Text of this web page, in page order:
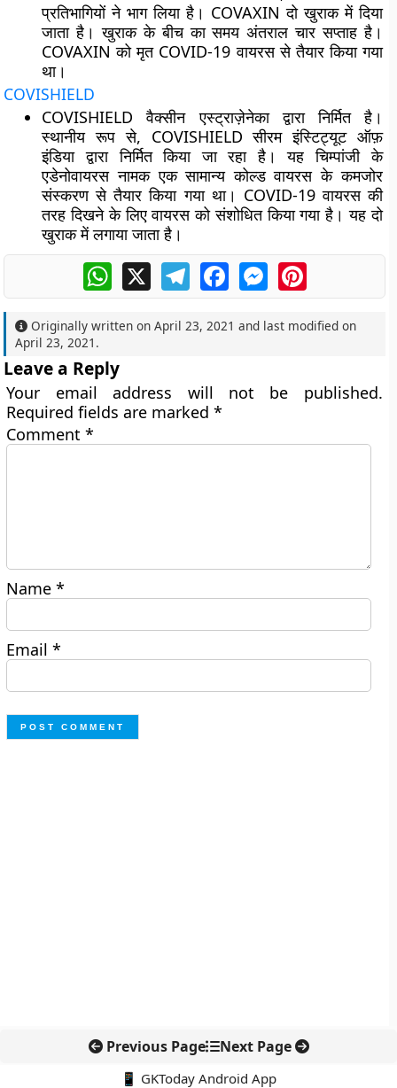
प्रतिभागियों ने भाग लिया है। COVAXIN दो खुराक में दिया
जाता है। खुराक के बीच का समय अंतराल चार सप्ताह है।
COVAXIN को मृत COVID-19 वायरस से तैयार किया गया
था।
COVISHIELD
COVISHIELD वैक्सीन एस्ट्राज़ेनेका द्वारा निर्मित है।
स्थानीय रूप से, COVISHIELD सीरम इंस्टिट्यूट ऑफ़
इंडिया द्वारा निर्मित किया जा रहा है। यह चिम्पांजी के
एडेनोवायरस नामक एक सामान्य कोल्ड वायरस के कमजोर
संस्करण से तैयार किया गया था। COVID-19 वायरस की
तरह दिखने के लिए वायरस को संशोधित किया गया है। यह दो
खुराक में लगाया जाता है।
WhatsApp
X TelegramFacebookMessengerPinterest
Originally written onApril 23, 2021 and last modified on
April 23, 2021 .
Leave a Reply
Your email address will not be published.
Required fields are marked*
Comment*
Name*
Email*
Previous Page Next Page
📱 GKToday Android App